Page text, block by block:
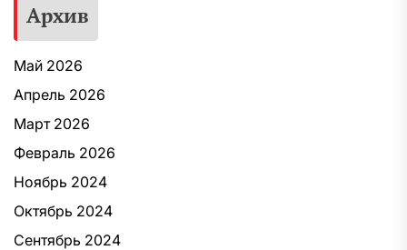
Архив
Май 2026
Апрель 2026
Март 2026
Февраль 2026
Ноябрь 2024
Октябрь 2024
Сентябрь 2024